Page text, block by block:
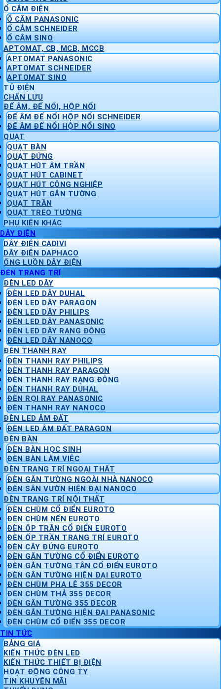
Ổ CẮM ĐIỆN
Ổ CẮM PANASONIC
Ổ CẮM SCHNEIDER
Ổ CẮM SINO
APTOMAT, CB, MCB, MCCB
APTOMAT PANASONIC
APTOMAT SCHNEIDER
APTOMAT SINO
TỦ ĐIỆN
CHẤN LƯU
ĐẾ ÂM, ĐẾ NỔI, HỘP NỔI
ĐẾ ÂM ĐẾ NỔI HỘP NỔI SCHNEIDER
ĐẾ ÂM ĐẾ NỔI HỘP NỔI SINO
QUẠT
QUẠT BÀN
QUẠT ĐỨNG
QUẠT HÚT ÂM TRẦN
QUẠT HÚT CABINET
QUẠT HÚT CÔNG NGHIỆP
QUẠT HÚT GẮN TƯỜNG
QUẠT TRẦN
QUẠT TREO TƯỜNG
PHỤ KIỆN KHÁC
DÂY ĐIỆN
DÂY ĐIỆN CADIVI
DÂY ĐIỆN DAPHACO
ỐNG LUỒN DÂY ĐIỆN
ĐÈN TRANG TRÍ
ĐÈN LED DÂY
ĐÈN LED DÂY DUHAL
ĐÈN LED DÂY PARAGON
ĐÈN LED DÂY PHILIPS
ĐÈN LED DÂY PANASONIC
ĐÈN LED DÂY RẠNG ĐÔNG
ĐÈN LED DÂY NANOCO
ĐÈN THANH RAY
ĐÈN THANH RAY PHILIPS
ĐÈN THANH RAY PARAGON
ĐÈN THANH RAY RẠNG ĐÔNG
ĐÈN THANH RAY DUHAL
ĐÈN RỌI RAY PANASONIC
ĐÈN THANH RAY NANOCO
ĐÈN LED ÂM ĐẤT
ĐÈN LED ÂM ĐẤT PARAGON
ĐÈN BÀN
ĐÈN BÀN HỌC SINH
ĐÈN BÀN LÀM VIỆC
ĐÈN TRANG TRÍ NGOẠI THẤT
ĐÈN GẮN TƯỜNG NGOÀI NHÀ NANOCO
ĐÈN SÂN VƯỜN HIỆN ĐẠI NANOCO
ĐÈN TRANG TRÍ NỘI THẤT
ĐÈN CHÙM CỔ ĐIỂN EUROTO
ĐÈN CHÙM NẾN EUROTO
ĐÈN ỐP TRẦN CỔ ĐIỂN EUROTO
ĐÈN ỐP TRẦN TRANG TRÍ EUROTO
ĐÈN CÂY ĐỨNG EUROTO
ĐÈN GẮN TƯỜNG CỔ ĐIỂN EUROTO
ĐÈN GẮN TƯỜNG TÂN CỔ ĐIỂN EUROTO
ĐÈN GẮN TƯỜNG HIỆN ĐẠI EUROTO
ĐÈN CHÙM PHA LÊ 355 DECOR
ĐÈN CHÙM THẢ 355 DECOR
ĐÈN GẮN TƯỜNG 355 DECOR
ĐÈN GẮN TƯỜNG HIỆN ĐẠI PANASONIC
ĐÈN CHÙM CỔ ĐIỂN 355 DECOR
TIN TỨC
BẢNG GIÁ
KIẾN THỨC ĐÈN LED
KIẾN THỨC THIẾT BỊ ĐIỆN
HOẠT ĐỘNG CÔNG TY
TIN KHUYẾN MÃI